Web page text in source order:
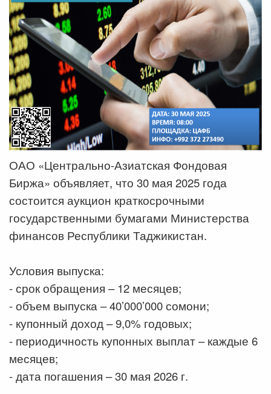
ОАО «Центрально-Азиатская Фондовая
Биржа» объявляет, что 30 мая 2025 года
состоится аукцион краткосрочными
государственными бумагами Министерства
финансов Республики Таджикистан.
Условия выпуска:
- срок обращения – 12 месяцев;
- объем выпуска – 40’000’000 сомони;
- купонный доход – 9,0% годовых;
- периодичность купонных выплат – каждые 6
месяцев;
- дата погашения – 30 мая 2026 г.